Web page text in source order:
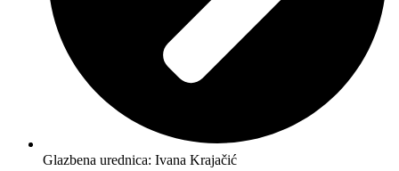
Glazbena urednica: Ivana Krajačić